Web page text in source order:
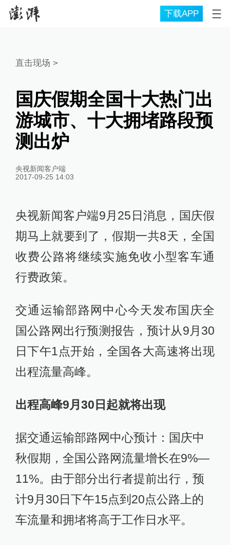
下载APP
直击现场 >
国庆假期全国十大热门出
游城市、十大拥堵路段预
测出炉
央视新闻客户端
2017-09-25 14:03
央视新闻客户端9月25日消息，国庆假
期马上就要到了，假期一共8天，全国
收费公路将继续实施免收小型客车通
行费政策。
交通运输部路网中心今天发布国庆全
国公路网出行预测报告，预计从9月30
日下午1点开始，全国各大高速将出现
出程流量高峰。
出程高峰9月30日起就将出现
据交通运输部路网中心预计：国庆中
秋假期，全国公路网流量增长在9%—
11%。由于部分出行者提前出行，预
计9月30日下午15点到20点公路上的
车流量和拥堵将高于工作日水平。